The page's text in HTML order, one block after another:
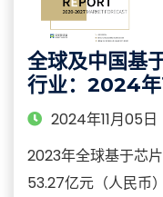
全球及中国基
行业：2024年
景分析报告
2024年11月05日
2023年全球基于芯
53.27亿元（人民币